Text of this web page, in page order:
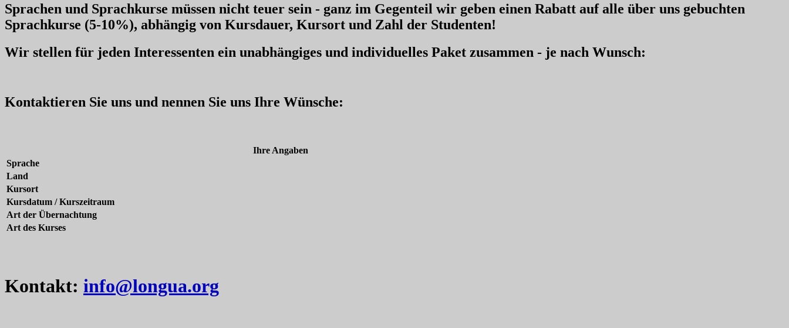
Sprachen und Sprachkurse müssen nicht teuer sein - ganz im Gegenteil wir geben einen Rabatt auf alle über uns gebuchten
Sprachkurse (5-10%), abhängig von Kursdauer, Kursort und Zahl der Studenten!
Wir stellen für jeden Interessenten ein unabhängiges und individuelles Paket zusammen - je nach Wunsch:
Kontaktieren Sie uns und nennen Sie uns Ihre Wünsche:
Ihre Angaben
Sprache
Land
Kursort
Kursdatum / Kurszeitraum
Art der Übernachtung
Art des Kurses
Kontakt: info@longua.org